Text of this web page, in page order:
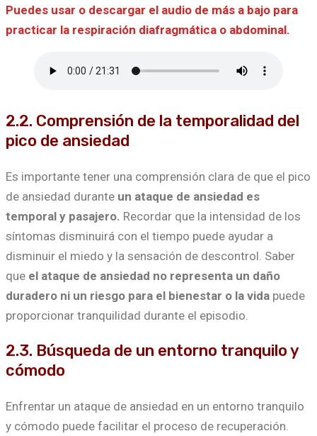
Puedes usar o descargar el audio de más a bajo para
practicar la respiración diafragmática o abdominal.
2.2. Comprensión de la temporalidad del
pico de ansiedad
Es importante tener una comprensión clara de que el pico
de ansiedad durante un ataque de ansiedad es
temporal y pasajero. Recordar que la intensidad de los
síntomas disminuirá con el tiempo puede ayudar a
disminuir el miedo y la sensación de descontrol. Saber
que el ataque de ansiedad no representa un daño
duradero ni un riesgo para el bienestar o la vida puede
proporcionar tranquilidad durante el episodio.
2.3. Búsqueda de un entorno tranquilo y
cómodo
Enfrentar un ataque de ansiedad en un entorno tranquilo
y cómodo puede facilitar el proceso de recuperación.